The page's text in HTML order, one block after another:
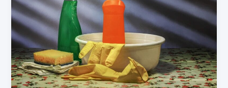
printemps:
5
étapes
indispensable